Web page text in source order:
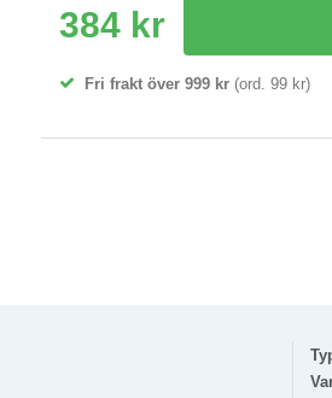
384 kr
Fri frakt över 999 kr (ord. 99 kr)